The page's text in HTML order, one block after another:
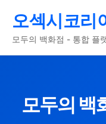
오섹시코리
모두의 백화점 - 통합 플
모두의 백